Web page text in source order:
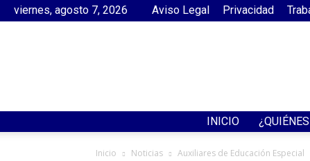
viernes, agosto 7, 2026 Aviso Legal Privacidad
INICIO
Inicio Noticias Auxiliares de Educación Especial